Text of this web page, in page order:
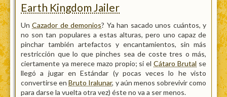
Earth Kingdom Jailer
UnCazador de demonios? Ya han sacado unos cuántos, y
no son tan populares a estas alturas, pero uno capaz de
pinchar también artefactos y encantamientos, sin más
restricción que lo que pinches sea de coste tres o más,
ciertamente ya merece mazo propio; si elCátaro Brutal se
llegó a jugar en Estándar (y pocas veces lo he visto
convertirse enBruto Iralunar, y aún menos sobrevivir como
para darse la vuelta otra vez) éste no va a ser menos.